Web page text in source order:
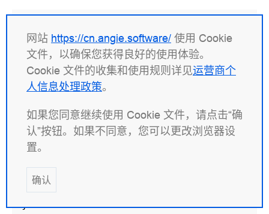
upstream backend {
server 192.168.0.1 :3306
server 192.168.0.2:3306;
# ...
server {
}
}
网站 https://cn.angie.software/ 使用 Cookie
文件，以确保您获得良好的使用体验。
Cookie 文件的收集和使用规则详见运营商个
人信息处理政策。
如果您同意继续使用 Cookie 文件，请点击“确
认”按钮。如果不同意，您可以更改浏览器设
置。
确认